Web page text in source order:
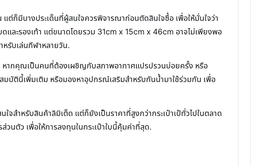
ก็มีบางประเด็นที่ผู้สนใจควรพิจารณาก่อนตัดสินใจซื้อ เพื่อให้มั่นใจว่า
และรองเท้า แต่ขนาดโดยรวม 31cm x 15cm x 46cm อาจไม่เพียงพอ
รับเล่นกีฬาหลายวัน.
หากคุณเป็นคนที่ต้องเผชิญกับสภาพอากาศแปรปรวนบ่อยครั้ง หรือ
ตินี้เพิ่มเติม หรือมองหาอุปกรณ์เสริมสำหรับกันน้ำมาใช้ร่วมกัน เพื่อ
สำหรับสินค้าลิมิเต็ด แต่ก็ยังเป็นราคาที่สูงกว่ากระเป๋าเป้ทั่วไปในตลาด
นตัว เพื่อให้การลงทุนในกระเป๋าใบนี้คุ้มค่าที่สุด.